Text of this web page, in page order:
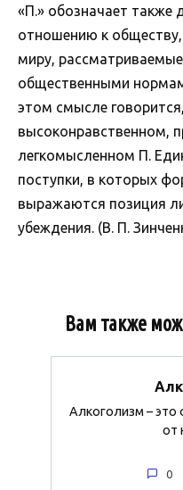
«П.» обозначает также
отношению к
миру,
общественными
этом смысле
высоконравственном,
легкомысленном П.
поступки, в которых
выражаются позиция
убеждения. (В. П.
Вам также
Алкоголизм – это
от
0